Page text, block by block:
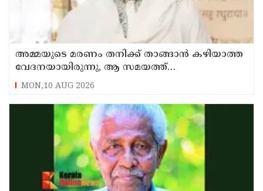
അമ്മയുടെ മരണം തനിക്ക് താങ്ങാന്‍ കഴിയാത്ത
വേദനയായിരുന്നു, ആ സമയത്ത്
ജീവനൊടുക്കാന്‍ തോന്നി ; വെളിപ്പെടുത്തി
ഗോവിന്ദ
MON,10 AUG 2026